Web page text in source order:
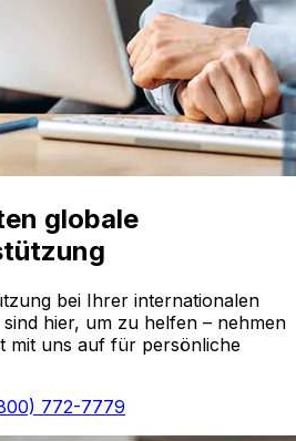
globale
bei Ihrer internationalen
hier, um zu helfen – nehmen
mit uns auf für persönliche
772-7779